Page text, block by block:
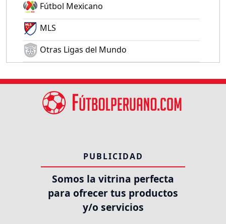
Fútbol Mexicano
MLS
Otras Ligas del Mundo
PUBLICIDAD
Somos la vitrina perfecta
para ofrecer tus productos
y/o servicios